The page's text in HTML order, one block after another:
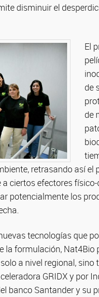
disminuir el
El
de
de
retrasando así el
ciertos efectores
potencialmente los
tecnologías que
la formulación, Nat4Bio
a nivel regional, sino
GRIDX y por
banco Santander y su